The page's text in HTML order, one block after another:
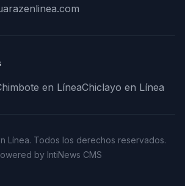
en LíneaChiclayo en Línea
Línea. Todos los derechos reservados.
by IntiNews CMS